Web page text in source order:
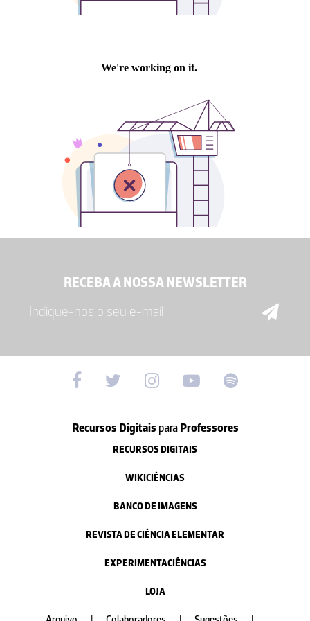
RECEBA A NOSSA NEWSLETTER
Recursos Digitais paraProfessores
RECURSOS DIGITAIS
WIKICIÊNCIAS
BANCO DE IMAGENS
REVISTA DE CIÊNCIA ELEMENTAR
EXPERIMENTACIÊNCIAS
LOJA